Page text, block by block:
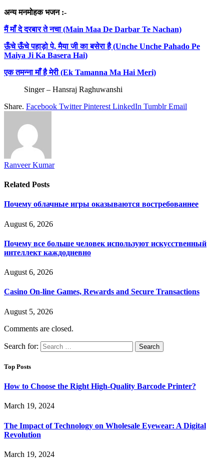
अन्य मनमोहक भजन :-
मैंमाँदेदरबारतेनचा (Main Maa De Darbar Te Nachan)
ऊँचेऊँचेपहाड़ोपे,मैयाजीकाबसेराहै (Unche Unche Pahado Pe
Maiya Ji Ka Basera Hai)
एकतमन्नामाँहैमेरी (Ek Tamanna Ma Hai Meri)
Singer – Hansraj Raghuwanshi
Share. Facebook Twitter Pinterest LinkedIn Tumblr Email
Ranveer Kumar
Related Posts
Почему облачные игры оказываются востребованнее
August 6, 2026
Почему все больше человек используют искусственный
интеллект каждодневно
August 6, 2026
Casino On-line Games, Rewards and Secure Transactions
August 5, 2026
Comments are closed.
Search for:
Top Posts
How to Choose the Right High-Quality Barcode Printer?
March 19, 2024
The Impact of Technology on Wholesale Eyewear: A Digital
Revolution
March 19, 2024